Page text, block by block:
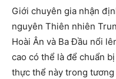
Giới chuyên gia nhận
nguyên Thiên nhiên
Hoài Ân và Ba Đầu nổi
cao có thể là để chuẩn
thực thể này trong